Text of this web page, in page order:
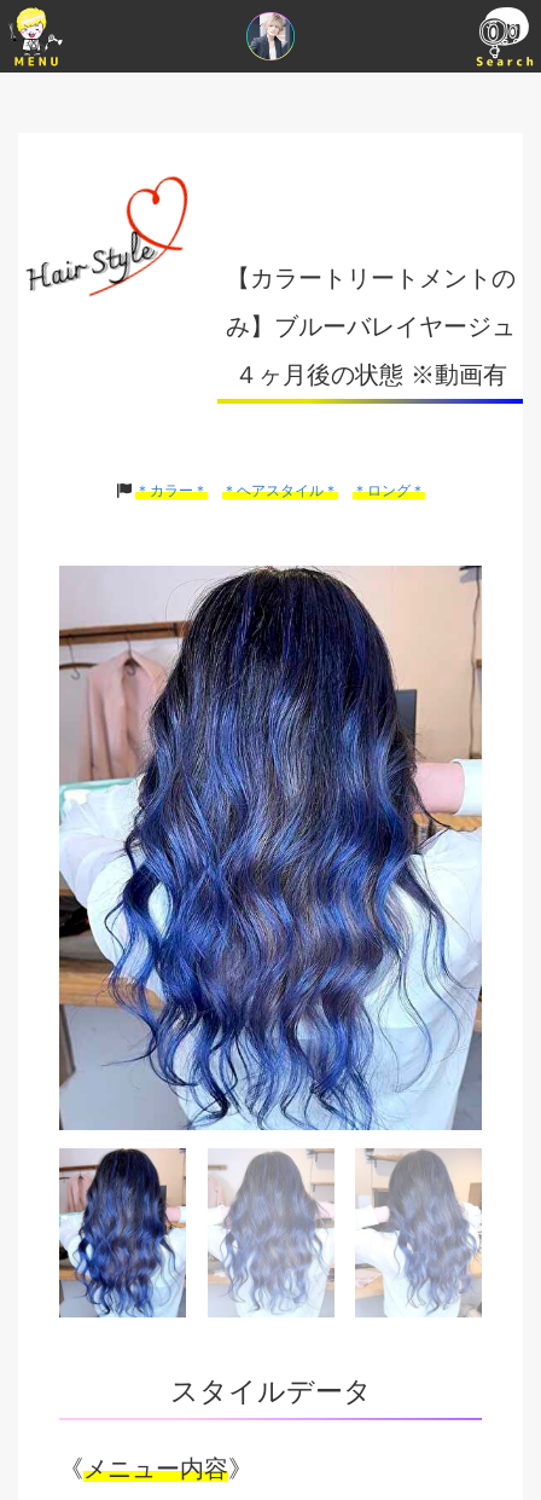
【カラートリートメントの
み】ブルーバレイヤージュ
４ヶ月後の状態 ※動画有
＊カラー＊ ＊ヘアスタイル＊ ＊ロング＊
スタイルデータ
《メニュー内容》